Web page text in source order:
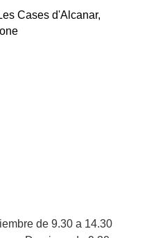
Cases d'Alcanar,
de 9.30 a 14.30